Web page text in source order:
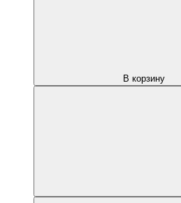
В корзину